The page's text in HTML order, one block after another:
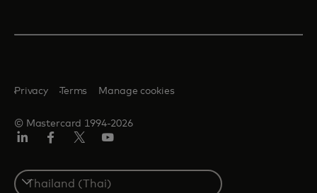
© Mastercard 1994-2026
Privacy Terms Manage cookies
Select
a
เตอร์/
เอ็กซ์